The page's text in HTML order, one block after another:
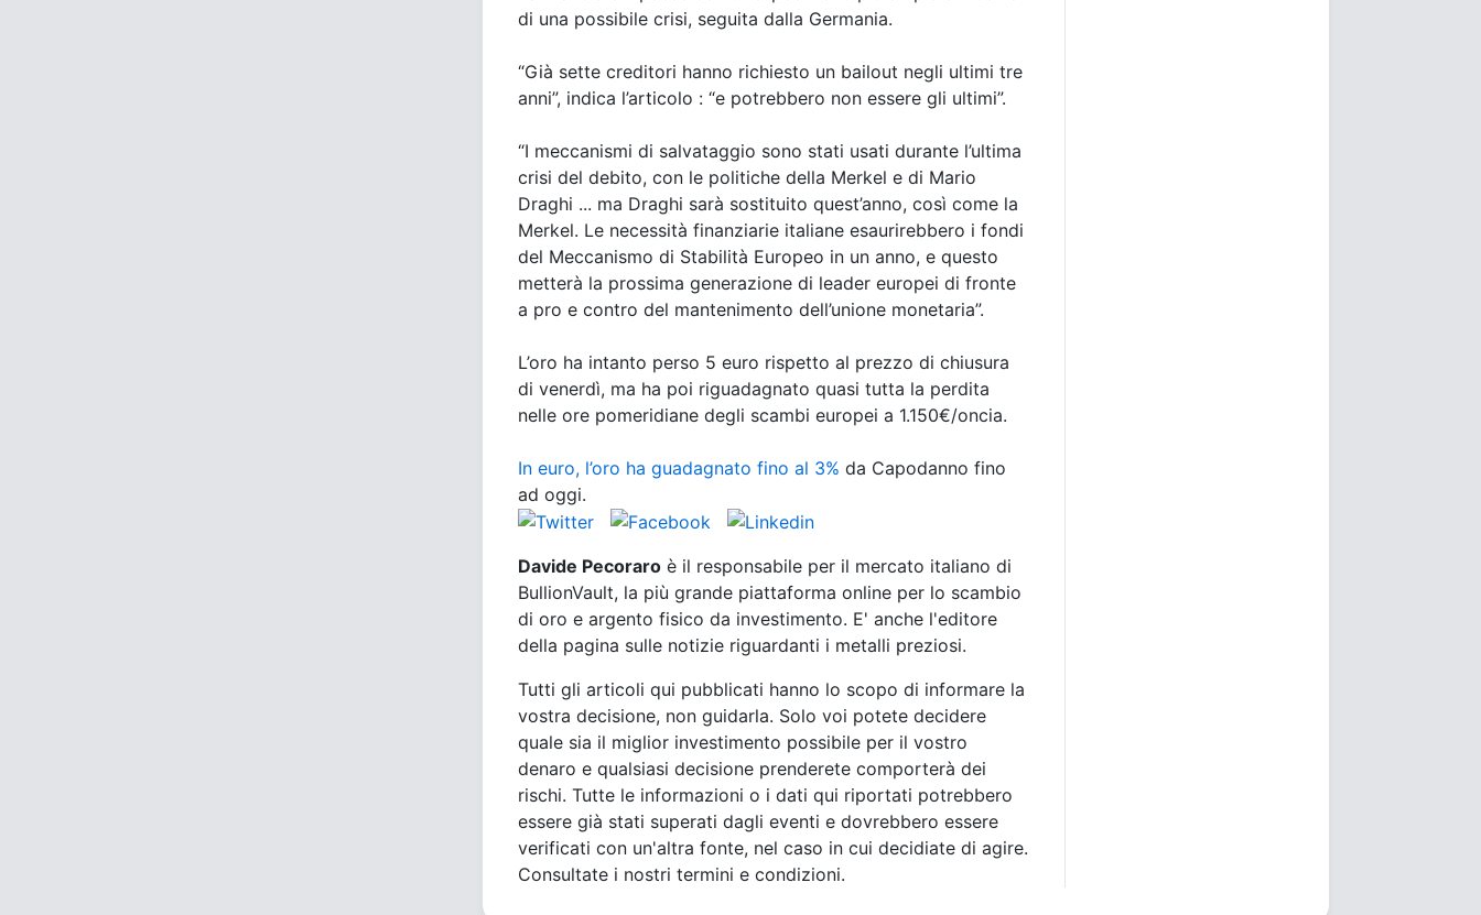
di una possibile crisi, seguita dalla Germania.
“Già sette creditori hanno richiesto un bailout negli ultimi tre
anni”, indica l’articolo : “e potrebbero non essere gli ultimi”.
“I meccanismi di salvataggio sono stati usati durante l’ultima
crisi del debito, con le politiche della Merkel e di Mario
Draghi ... ma Draghi sarà sostituito quest’anno, così come la
Merkel. Le necessità finanziarie italiane esaurirebbero i fondi
del Meccanismo di Stabilità Europeo in un anno, e questo
metterà la prossima generazione di leader europei di fronte
a pro e contro del mantenimento dell’unione monetaria”.
L’oro ha intanto perso 5 euro rispetto al prezzo di chiusura
di venerdì, ma ha poi riguadagnato quasi tutta la perdita
nelle ore pomeridiane degli scambi europei a 1.150€/oncia.
In euro, l’oro ha guadagnato fino al 3% da Capodanno fino
ad oggi.
Davide Pecoraro è il responsabile per il mercato italiano di
BullionVault, la più grande piattaforma online per lo scambio
di oro e argento fisico da investimento. E' anche l'editore
della pagina sulle notizie riguardanti i metalli preziosi.
Tutti gli articoli qui pubblicati hanno lo scopo di informare la
vostra decisione, non guidarla. Solo voi potete decidere
quale sia il miglior investimento possibile per il vostro
denaro e qualsiasi decisione prenderete comporterà dei
rischi. Tutte le informazioni o i dati qui riportati potrebbero
essere già stati superati dagli eventi e dovrebbero essere
verificati con un'altra fonte, nel caso in cui decidiate di agire.
Consultate i nostri termini e condizioni.